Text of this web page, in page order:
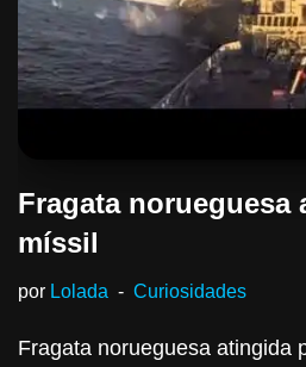
Fragata norueguesa
míssil
por Lolada Curiosidades
Fragata norueguesa atingida